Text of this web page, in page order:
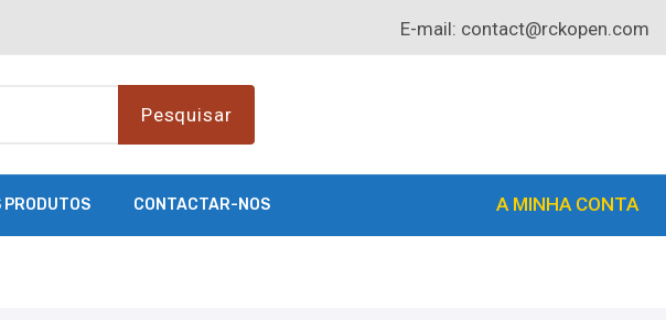
E-mail: contact@rckopen.com
Pesquisar
PRODUTOS CONTACTAR-NOS A MINHA CONTA